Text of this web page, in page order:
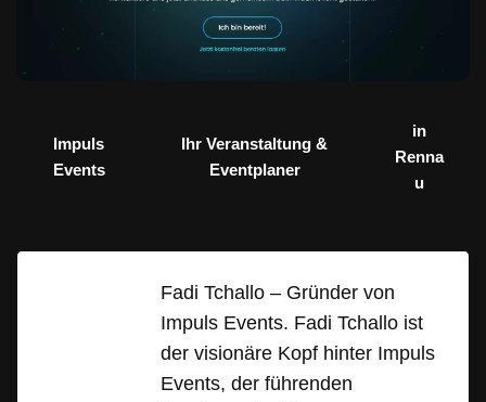
Impuls
Events
Ihr Veranstaltung &
Eventplaner
in
Renna
u
Fadi Tchallo – Gründer von
Impuls Events. Fadi Tchallo ist
der visionäre Kopf hinter Impuls
Events, der führenden